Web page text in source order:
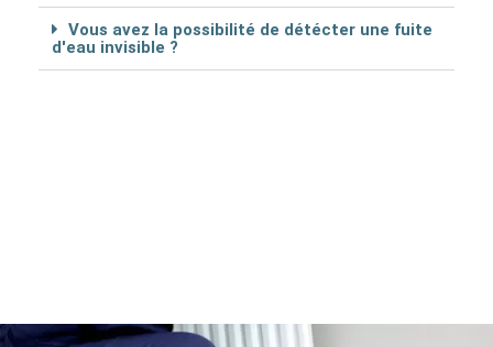
Vous avez la possibilité de détécter une fuite
d'eau invisible ?